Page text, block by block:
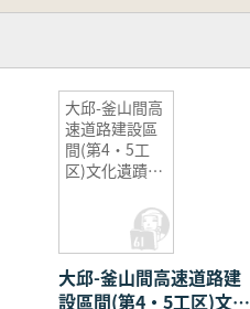
大邱-釜山間高
速道路建設區
間(第4・5工
区)文化遺蹟発
書 清道松邑
里・楡湖里・
内湖里遺蹟
大邱-釜山間高速道路建
設區間(第4・5工区)文化